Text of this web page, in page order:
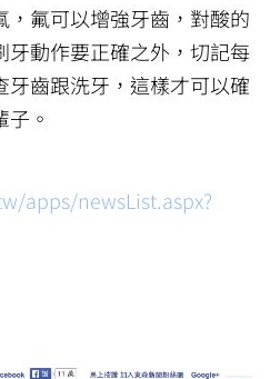
氟可以增強牙齒，對酸的
牙動作要正確之外，切記每
牙齒跟洗牙，這樣才可以確
。
apps/newsList.aspx?